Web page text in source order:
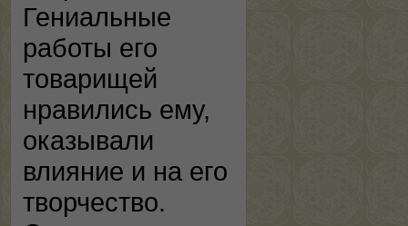
Гениальные
работы его
товарищей
нравились ему,
оказывали
влияние и на его
творчество.